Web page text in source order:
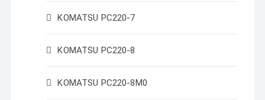
KOMATSU PC220-7
KOMATSU PC220-8
KOMATSU PC220-8M0